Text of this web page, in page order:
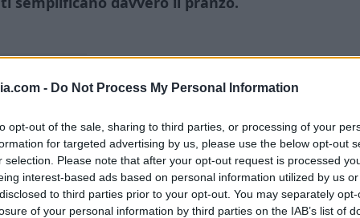
- Do Not Process My Personal Information
opt-out of the sale, sharing to third parties, or processing of your
for targeted advertising by us, please use the below opt-out
selection. Please note that after your opt-out request is processed
interest-based ads based on personal information utilized by us
to third parties prior to your opt-out. You may separately
of your personal information by third parties on the IAB’s list of
in una sola ciotola e non serve
e nemmeno forno. Basta
e aspettare qualche minuto.